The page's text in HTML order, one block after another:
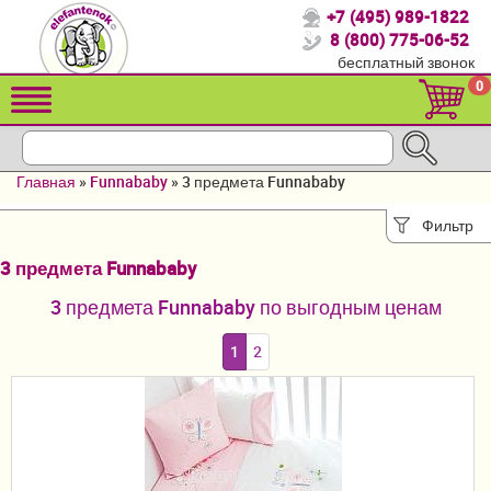
Спасибо, что выбрали нас!
Распродажа!
Детские коляски
Летние товары
Мебель и аксессуары
Постельные принадлежности
+7 (495) 989-1822
8 (800) 775-06-52
бесплатный звонок
0
Главная » Funnababy »3 предмета Funnababy
Фильтр
3 предмета Funnababy
3 предмета Funnababy по выгодным ценам
1 2